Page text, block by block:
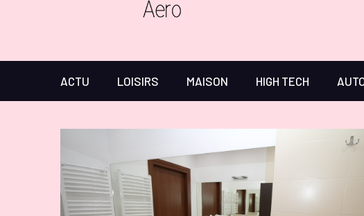
ACTU LOISIRS MAISON HIGH TECH